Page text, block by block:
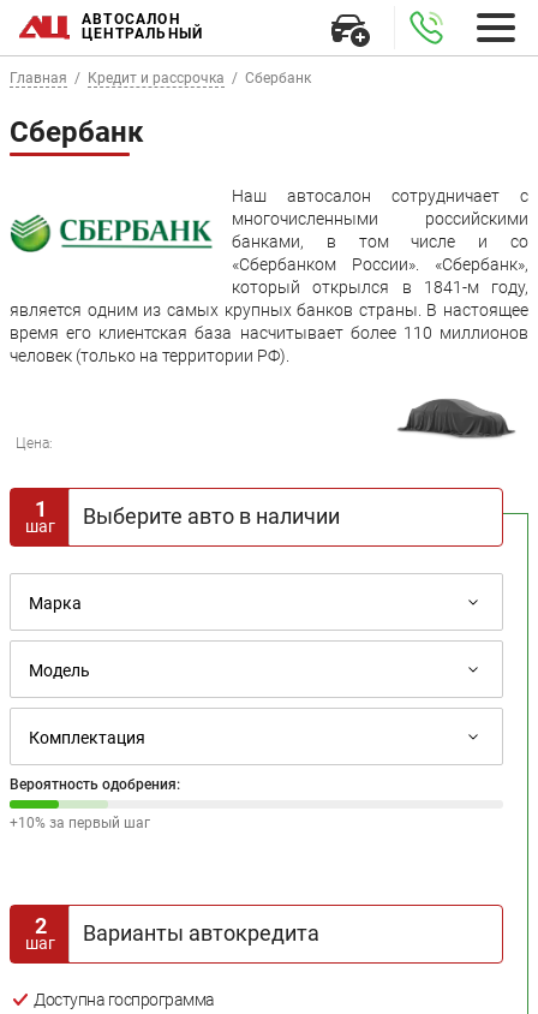
АВТОСАЛОН
ЦЕНТРАЛЬНЫЙ
Главная Кредит и рассрочка Сбербанк
Сбербанк
Наш автосалон сотрудничает с
многочисленными российскими
банками, в том числе и со
«Сбербанком России». «Сбербанк»,
который открылся в 1841-м году,
является одним из самых крупных банков страны. В настоящее
время его клиентская база насчитывает более 110 миллионов
человек (только на территории РФ).
1
шаг Выберите авто в наличии
Вероятность одобрения:
+10% за первый шаг
Цена:
2
шаг Варианты автокредита
Доступна госпрограмма